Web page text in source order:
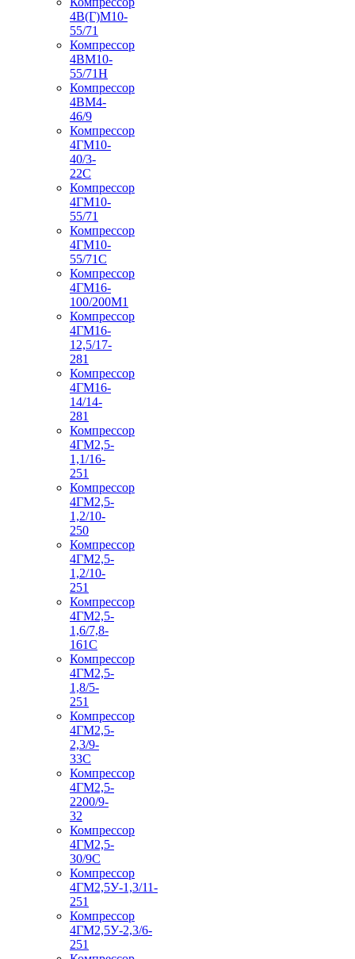
4В(Г)М10-
55/71
Компрессор
4ВМ10-
55/71Н
Компрессор
4ВМ4-
46/9
Компрессор
4ГМ10-
40/3-
22С
Компрессор
4ГМ10-
55/71
Компрессор
4ГМ10-
55/71С
Компрессор
4ГМ16-
100/200М1
Компрессор
4ГМ16-
12,5/17-
281
Компрессор
4ГМ16-
14/14-
281
Компрессор
4ГМ2,5-
1,1/16-
251
Компрессор
4ГМ2,5-
1,2/10-
250
Компрессор
4ГМ2,5-
1,2/10-
251
Компрессор
4ГМ2,5-
1,6/7,8-
161С
Компрессор
4ГМ2,5-
1,8/5-
251
Компрессор
4ГМ2,5-
2,3/9-
33С
Компрессор
4ГМ2,5-
2200/9-
32
Компрессор
4ГМ2,5-
30/9С
Компрессор
4ГМ2,5У-1,3/11-
251
Компрессор
4ГМ2,5У-2,3/6-
251